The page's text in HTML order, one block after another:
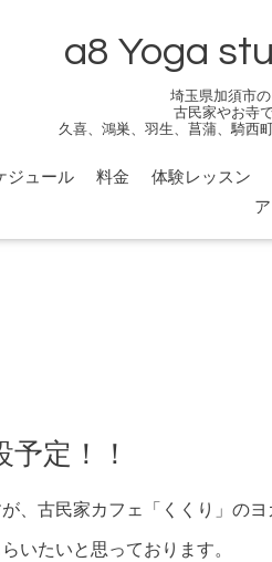
a8 Yoga
埼玉県加須市
古民家やお寺
久喜、鴻巣、羽生、菖蒲、騎西
ジュール 料金 体験レッスン
予定！！
、古民家カフェ「くくり」の
いたいと思っております。